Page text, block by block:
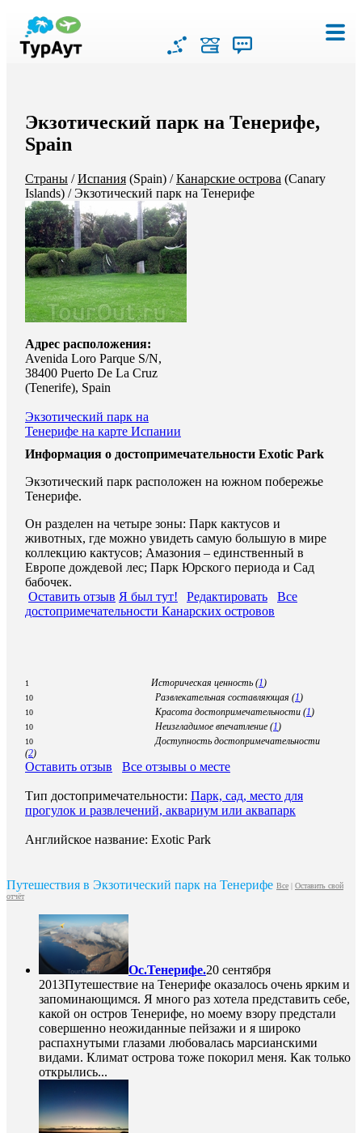
Экзотический парк на Тенерифе,
Spain
Страны /Испания (Spain) /Канарские острова (Canary
Islands) / Экзотический парк на Тенерифе
Адрес расположения:
Avenida Loro Parque S/N,
38400 Puerto De La Cruz
(Tenerife), Spain
Экзотический парк на
Тенерифе на карте Испании
Информация о достопримечательности Exotic Park
Экзотический парк расположен на южном побережье
Тенерифе.
Он разделен на четыре зоны: Парк кактусов и
животных, где можно увидеть самую большую в мире
коллекцию кактусов; Амазония – единственный в
Европе дождевой лес; Парк Юрского периода и Сад
бабочек.
Оставить отзыв Я был тут! Редактировать
Все
достопримечательности Канарских островов
1 Историческая ценность (1)
10 Развлекательная составляющая (1)
10 Красота достопримечательности (1)
10 Неизгладимое впечатление (1)
10
Доступность достопримечательности
(2)
Оставить отзыв Все отзывы о месте
Тип достопримечательности: Парк, сад, место для
прогулок и развлечений, аквариум или аквапарк
Английское название: Exotic Park
Путешествия в Экзотический парк на Тенерифе Все | Оставить свой
отчёт
Ос.Тенерифе.20 сентября
2013Путешествие на Тенерифе оказалось очень ярким и
запоминающимся. Я много раз хотела представить себе,
какой он остров Тенерифе, но моему взору предстали
совершенно неожиданные пейзажи и я широко
распахнутыми глазами любовалась марсианскими
видами. Климат острова тоже покорил меня. Как только
открылись...